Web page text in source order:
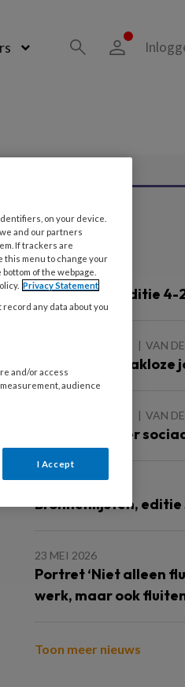
Lees ook
4 AUGUSTUS 2026
Bronnenlijst editie 4-
VAN
Werken met dakloze
VAN
Meer of minder
Bronnenlijsten, editie
23 MEI 2026
Portret ‘Niet alleen
werk, maar ook
Toon meer nieuws
on your device.
and our partners
If trackers are
this menu to change your
of the webpage.
Privacy Statement
any data about you
and/or access
audience
I Accept